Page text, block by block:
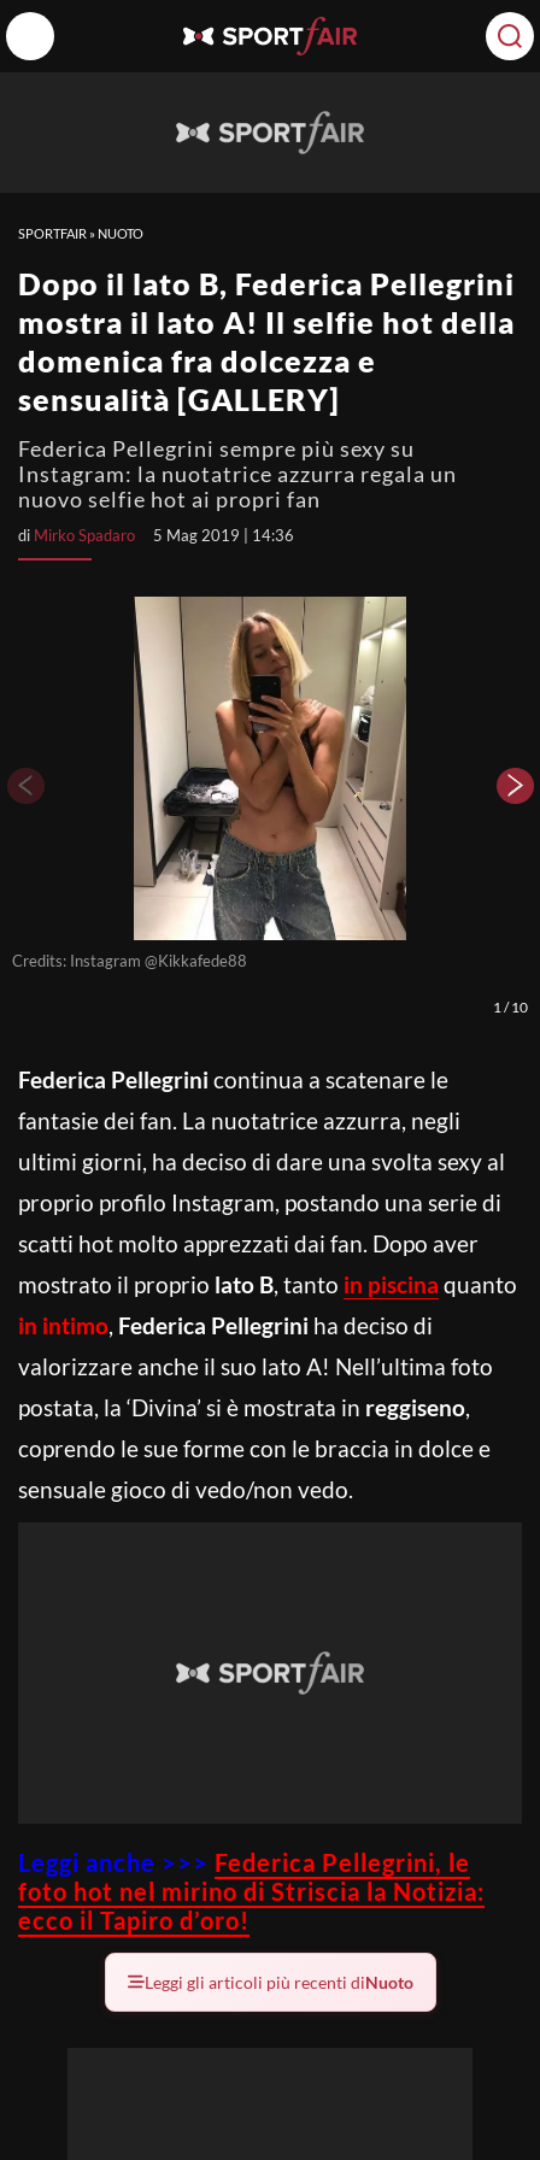
SPORTFAIR » NUOTO
Dopo il lato B, Federica Pellegrini
mostra il lato A! Il selfie hot della
domenica fra dolcezza e
sensualità [GALLERY]
Federica Pellegrini sempre più sexy su
Instagram: la nuotatrice azzurra regala un
nuovo selfie hot ai propri fan
di Mirko Spadaro 5 Mag 2019 | 14:36
Credits: Instagram @Kikkafede88
1 /10
Federica Pellegrini continua a scatenare le
fantasie dei fan. La nuotatrice azzurra, negli
ultimi giorni, ha deciso di dare una svolta sexy al
proprio profilo Instagram, postando una serie di
scatti hot molto apprezzati dai fan. Dopo aver
mostrato il proprio lato B, tanto in piscina quanto
in intimo, Federica Pellegrini ha deciso di
valorizzare anche il suo lato A! Nell’ultima foto
postata, la ‘Divina’ si è mostrata in reggiseno,
coprendo le sue forme con le braccia in dolce e
sensuale gioco di vedo/non vedo.
Leggi anche >>> Federica Pellegrini, le
foto hot nel mirino di Striscia la Notizia:
ecco il Tapiro d’oro!
Leggi gli articoli più recenti diNuoto